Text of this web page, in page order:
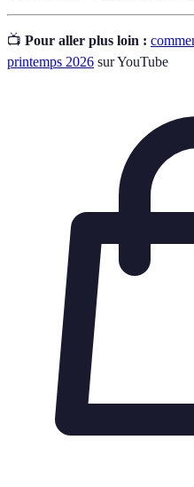
📺 Pour aller plus loin :
printemps 2026 sur YouTube